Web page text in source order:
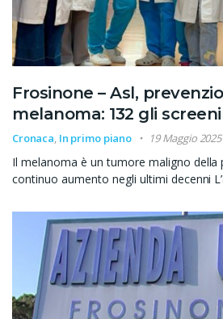
Frosinone – Asl,
melanoma: 132 gli
Cronaca, In primo piano 19 Maggio 2025
Il melanoma è un tumore maligno della
continuo aumento negli ultimi decenni